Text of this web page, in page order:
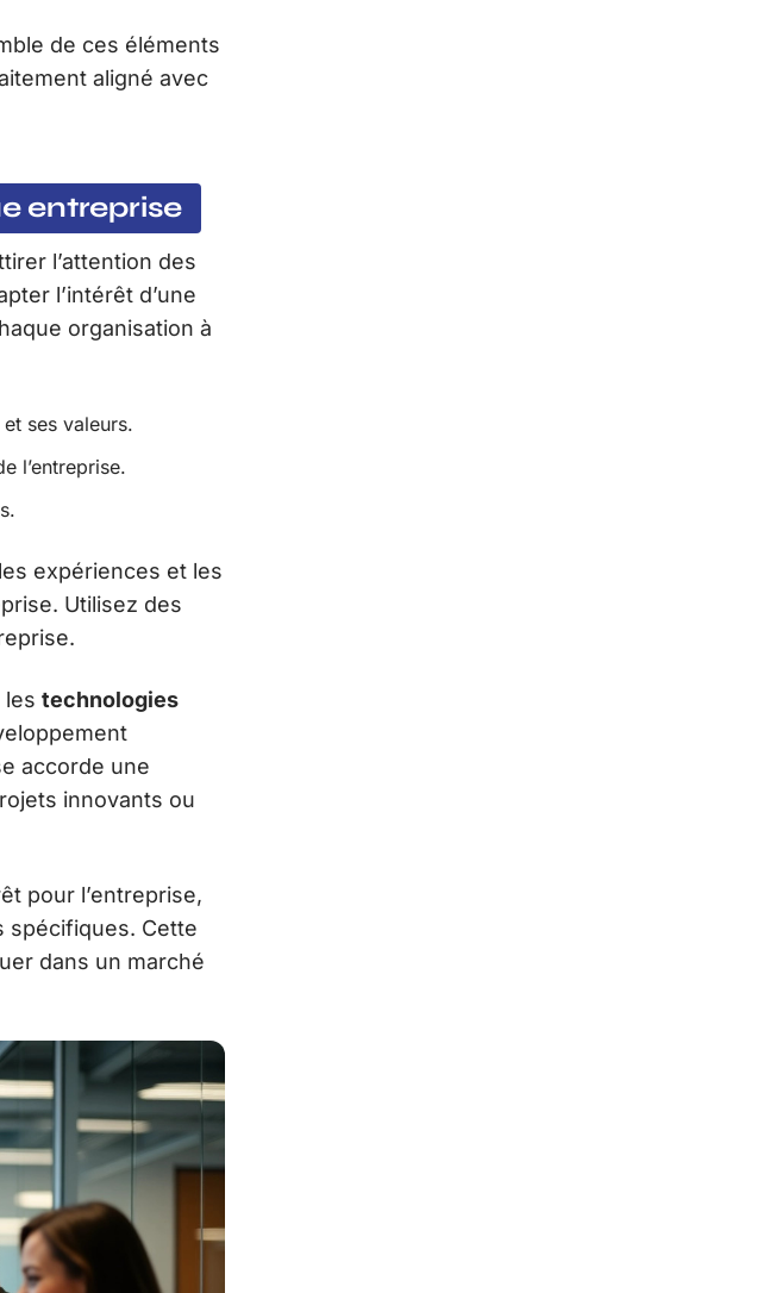
de ces éléments
aligné avec
entreprise
l’attention des
l’intérêt d’une
organisation à
ses valeurs.
l’entreprise.
expériences et les
Utilisez des
les technologies
accorde une
innovants ou
pour l’entreprise,
spécifiques. Cette
dans un marché